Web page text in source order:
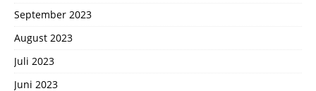
September 2023
August 2023
Juli 2023
Juni 2023